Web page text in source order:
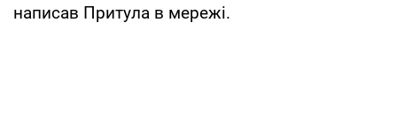
написав Притула в мережі.